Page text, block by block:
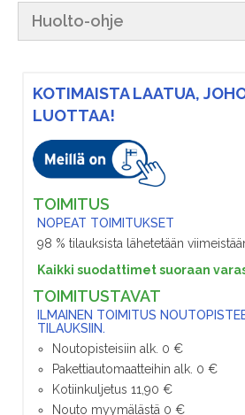
Huolto-ohje
KOTIMAISTA LAATUA,
LUOTTAA!
TOIMITUS
NOPEAT TOIMITUKSET
98 % tilauksista lähetetään
Kaikki suodattimet suoraan
TOIMITUSTAVAT
ILMAINEN TOIMITUS
TILAUKSIIN.
Noutopisteisiin alk. 0 €
Pakettiautomaatteihin alk. 0 €
Kotiinkuljetus 11,90 €
Nouto myymälästä 0 €